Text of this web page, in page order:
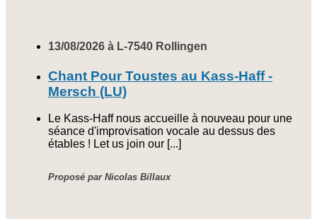
13/08/2026 à L-7540 Rollingen
Chant Pour Toustes au Kass-Haff -
Mersch (LU)
Le Kass-Haff nous accueille à nouveau pour une
séance d'improvisation vocale au dessus des
étables ! Let us join our [...]
Proposé par Nicolas Billaux